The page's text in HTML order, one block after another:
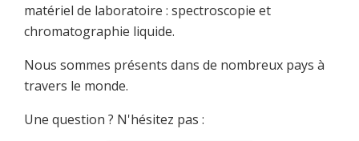
matériel de laboratoire : spectroscopie et
chromatographie liquide.
Nous sommes présents dans de nombreux pays à
travers le monde.
Une question ? N'hésitez pas :